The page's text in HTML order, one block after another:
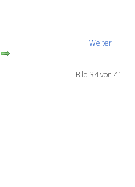
Weiter
Bild 34 von 41